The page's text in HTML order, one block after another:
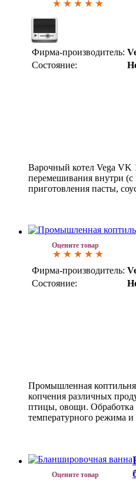
Фирма-производитель:
Состояние:
Варочный котел Vega VK
перемешивания внутри (с
приготовления пасты,
Оцените товар
Фирма-производитель:
Состояние:
Промышленная коптильня
копчения различных
птицы, овощи. Обработка
температурного режима и
Оцените товар